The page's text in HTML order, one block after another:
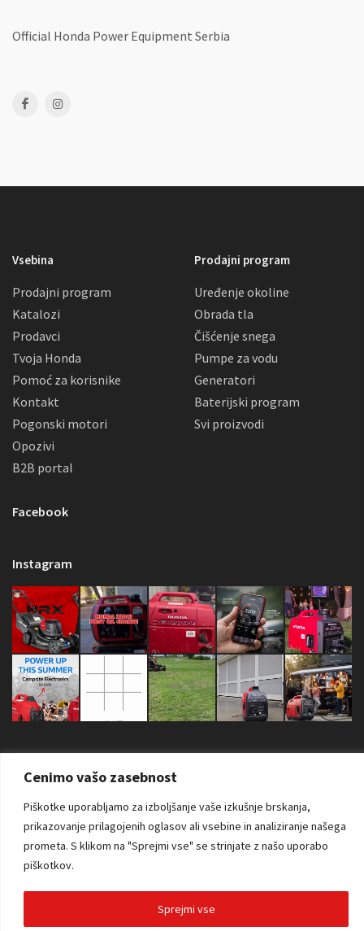
Cenimo vašo zasebnost
Piškotke uporabljamo za izboljšanje vaše izkušnje brskanja,
prikazovanje prilagojenih oglasov ali vsebine in analiziranje našega
prometa. S klikom na "Sprejmi vse" se strinjate z našo uporabo
piškotkov.
Sprejmi vse
Official Honda Power Equipment Serbia
Vsebina
Prodajni program
Katalozi
Prodavci
Tvoja Honda
Pomoć za korisnike
Kontakt
Pogonski motori
Opozivi
B2B portal
Prodajni program
Uređenje okoline
Obrada tla
Čišćenje snega
Pumpe za vodu
Generatori
Baterijski program
Svi proizvodi
Facebook
Instagram
Copyright © 2026 Sva prava zadržana. AS Power Equipment d.o.o. |
Izdelava spletne strani: RSMT